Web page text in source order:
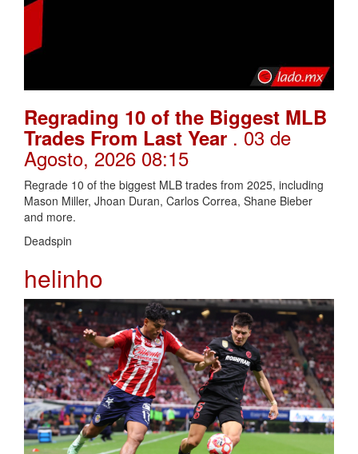
Regrading 10 of the Biggest MLB
Trades From Last Year. 03 de
Agosto, 2026 08:15
Regrade 10 of the biggest MLB trades from 2025, including
Mason Miller, Jhoan Duran, Carlos Correa, Shane Bieber
and more.
Deadspin
helinho